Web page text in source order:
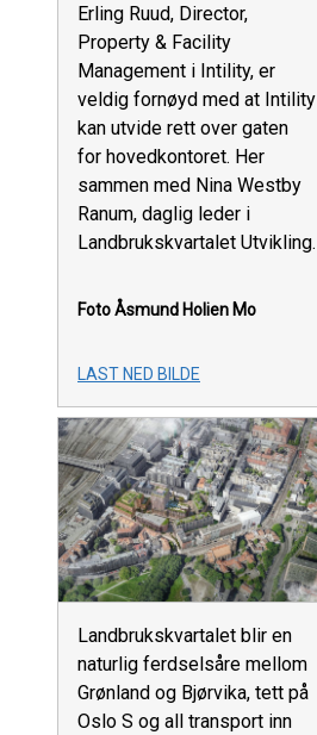
Erling Ruud, Director,
Property & Facility
Management i Intility, er
veldig fornøyd med at Intility
kan utvide rett over gaten
for hovedkontoret. Her
sammen med Nina Westby
Ranum, daglig leder i
Landbrukskvartalet Utvikling.
Foto Åsmund Holien Mo
LAST NED BILDE
Landbrukskvartalet blir en
naturlig ferdselsåre mellom
Grønland og Bjørvika, tett på
Oslo S og all transport inn